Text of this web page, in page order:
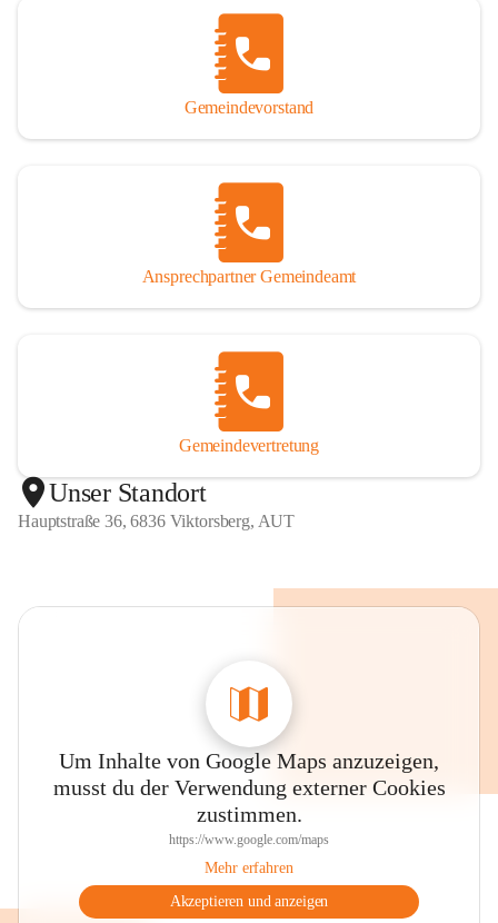
Gemeindevorstand
Ansprechpartner Gemeindeamt
Gemeindevertretung
Unser Standort
Hauptstraße 36, 6836 Viktorsberg, AUT
Um Inhalte von Google Maps anzuzeigen,
musst du der Verwendung externer Cookies
zustimmen.
https://www.google.com/maps
Mehr erfahren
Akzeptieren und anzeigen